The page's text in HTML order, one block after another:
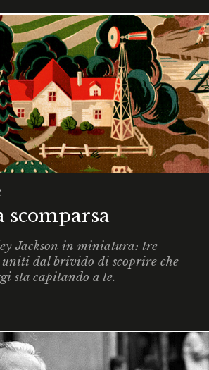
scomparsa
Jackson in miniatura: tre
dal brivido di scoprire che
sta capitando a te.